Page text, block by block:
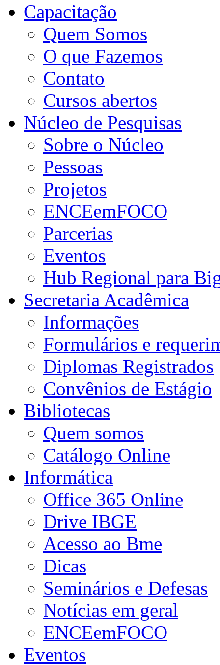
Capacitação
Quem Somos
O que Fazemos
Contato
Cursos abertos
Núcleo de Pesquisas
Sobre o Núcleo
Pessoas
Projetos
ENCEemFOCO
Parcerias
Eventos
Hub Regional para
Secretaria Acadêmica
Informações
Formulários e
Diplomas Registrados
Convênios de Estágio
Bibliotecas
Quem somos
Catálogo Online
Informática
Office 365 Online
Drive IBGE
Acesso ao Bme
Dicas
Seminários e Defesas
Notícias em geral
ENCEemFOCO
Eventos